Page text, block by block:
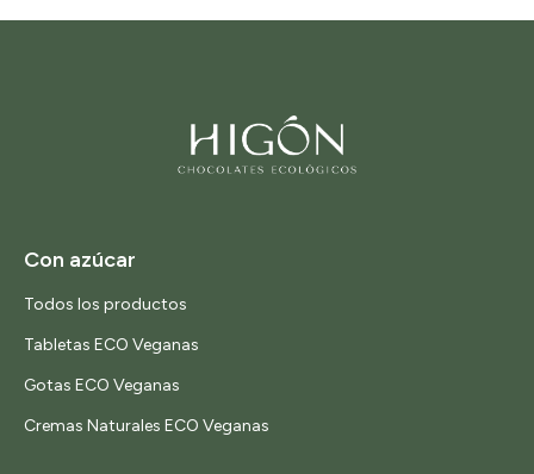
Con azúcar
Todos los productos
Tabletas ECO Veganas
Gotas ECO Veganas
Cremas Naturales ECO Veganas